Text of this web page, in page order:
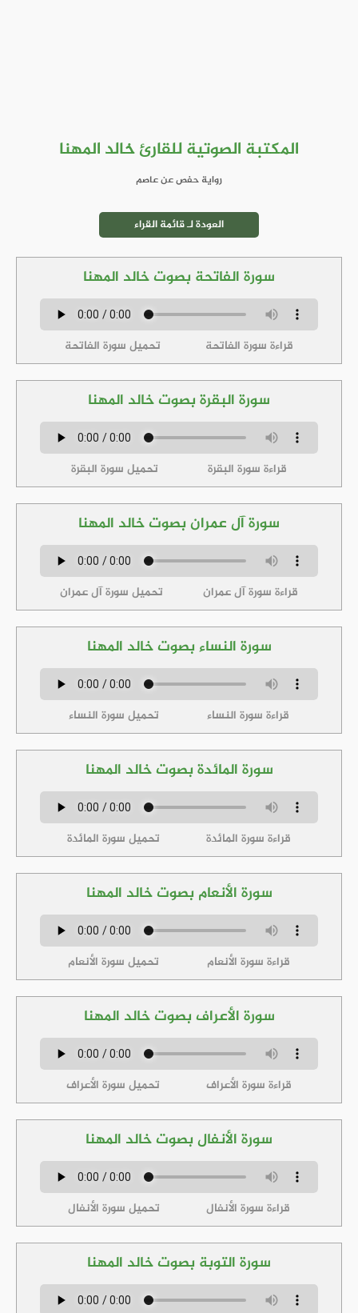
المكتبة الصوتية للقارئ خالد المهنا
رواية حفص عن عاصم
العودة لـ قائمة القراء
سورة الفاتحة بصوت خالد المهنا
قراءة سورة الفاتحة تحميل سورة الفاتحة
سورة البقرة بصوت خالد المهنا
قراءة سورة البقرة تحميل سورة البقرة
سورة آل عمران بصوت خالد المهنا
قراءة سورة آل عمران تحميل سورة آل عمران
سورة النساء بصوت خالد المهنا
قراءة سورة النساء تحميل سورة النساء
سورة المائدة بصوت خالد المهنا
قراءة سورة المائدة تحميل سورة المائدة
سورة الأنعام بصوت خالد المهنا
قراءة سورة الأنعام تحميل سورة الأنعام
سورة الأعراف بصوت خالد المهنا
قراءة سورة الأعراف تحميل سورة الأعراف
سورة الأنفال بصوت خالد المهنا
قراءة سورة الأنفال تحميل سورة الأنفال
سورة التوبة بصوت خالد المهنا